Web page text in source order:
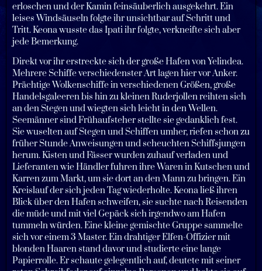
erloschen und der Kamin feinsäuberlich ausgekehrt. Ein
leises Windsäuseln folgte ihr unsichtbar auf Schritt und
Tritt. Keona wusste das Ipati ihr folgte, verkneifte sich aber
jede Bemerkung.
Direkt vor ihr erstreckte sich der große Hafen von Yelindea.
Mehrere Schiffe verschiedenster Art lagen hier vor Anker.
Prächtige Wolkenschiffe in verschiedenen Größen, große
Handelsgaleeren bis hin zu kleinen Ruderjollen reihten sich
an den Stegen und wiegten sich leicht in den Wellen.
Seemänner sind Frühaufsteher stellte sie gedanklich fest.
Sie wuselten auf Stegen und Schiffen umher, riefen schon zu
früher Stunde Anweisungen und scheuchten Schiffsjungen
herum. Kisten und Fässer wurden zuhauf verladen und
Lieferanten wie Händler fuhren ihre Waren in Kutschen und
Karren zum Markt, um sie dort an den Mann zu bringen. Ein
Kreislauf der sich jeden Tag wiederholte. Keona ließ ihren
Blick über den Hafen schweifen, sie suchte nach Reisenden
die müde und mit viel Gepäck sich irgendwo am Hafen
tummeln würden. Eine kleine gemischte Gruppe sammelte
sich vor einem 3 Master. Ein drahtiger Elfen-Offizier mit
blonden Haaren stand davor und studierte eine lange
Papierrolle. Er schaute gelegentlich auf, deutete mit seiner